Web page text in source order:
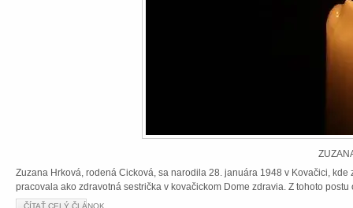
Zuzana Hrková, rodená Cicková, sa narodila 28. januára 1948 v Kovačici,
pracovala ako zdravotná sestrička v kovačickom Dome zdravia. Z tohoto
ČÍTAŤ CELÝ ČLÁNOK...